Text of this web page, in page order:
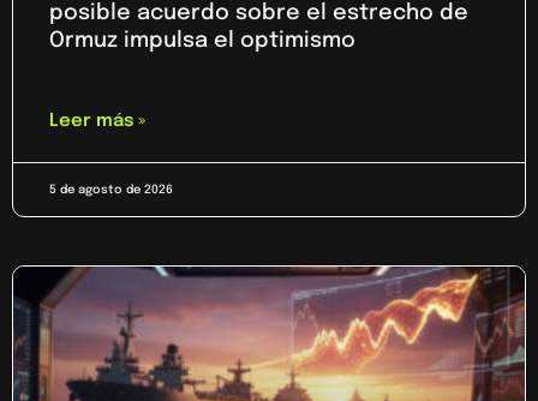
posible acuerdo sobre el estrecho de
Ormuz impulsa el optimismo
Leer más »
5 de agosto de 2026